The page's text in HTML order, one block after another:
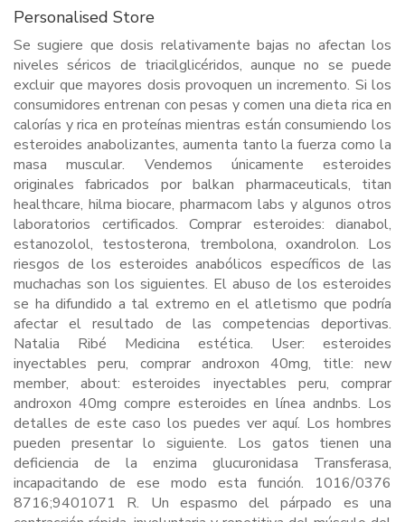
Personalised Store
Se sugiere que dosis relativamente bajas no afectan los
niveles séricos de triacilglicéridos, aunque no se puede
excluir que mayores dosis provoquen un incremento. Si los
consumidores entrenan con pesas y comen una dieta rica en
calorías y rica en proteínas mientras están consumiendo los
esteroides anabolizantes, aumenta tanto la fuerza como la
masa muscular. Vendemos únicamente esteroides
originales fabricados por balkan pharmaceuticals, titan
healthcare, hilma biocare, pharmacom labs y algunos otros
laboratorios certificados. Comprar esteroides: dianabol,
estanozolol, testosterona, trembolona, oxandrolon. Los
riesgos de los esteroides anabólicos específicos de las
muchachas son los siguientes. El abuso de los esteroides
se ha difundido a tal extremo en el atletismo que podría
afectar el resultado de las competencias deportivas.
Natalia Ribé Medicina estética. User: esteroides
inyectables peru, comprar androxon 40mg, title: new
member, about: esteroides inyectables peru, comprar
androxon 40mg compre esteroides en línea andnbs. Los
detalles de este caso los puedes ver aquí. Los hombres
pueden presentar lo siguiente. Los gatos tienen una
deficiencia de la enzima glucuronidasa Transferasa,
incapacitando de ese modo esta función. 1016/0376
8716;9401071 R. Un espasmo del párpado es una